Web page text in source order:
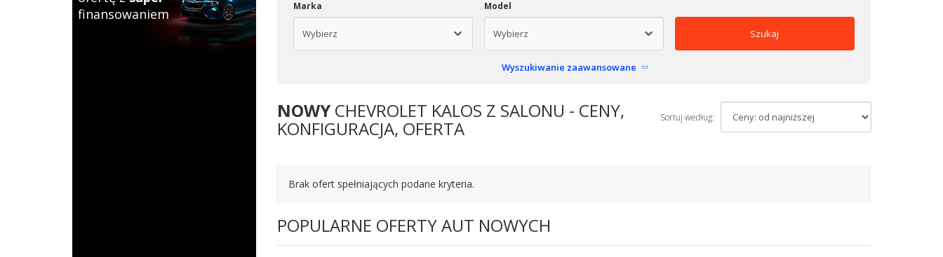
Marka Model
Szukaj
Wyszukiwanie zaawansowane
NOWY CHEVROLET KALOS Z SALONU - CENY,
KONFIGURACJA, OFERTA Sortuj według:
Brak ofert spełniających podane kryteria.
POPULARNE OFERTY AUT NOWYCH
finansowaniem